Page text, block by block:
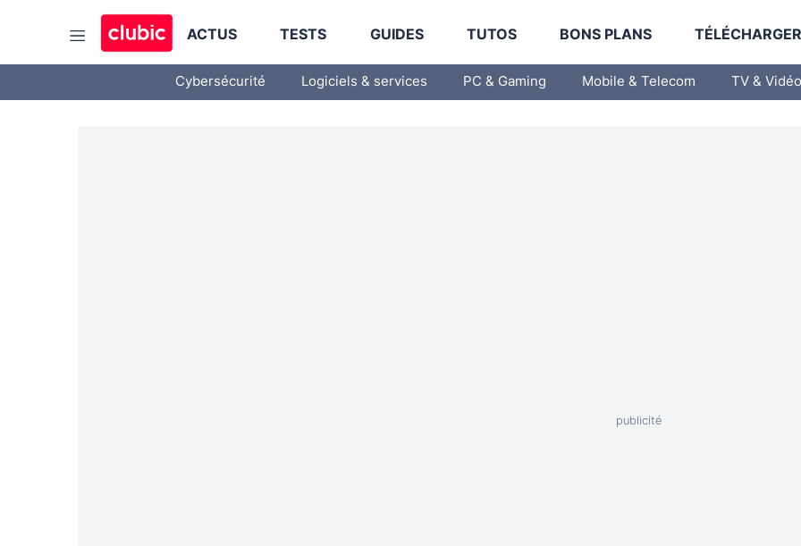
ACTUS TESTS GUIDES TUTOS BONS PLANS
Cybersécurité Logiciels & services PC & Gaming Mobile & Telecom TV & Vidéo